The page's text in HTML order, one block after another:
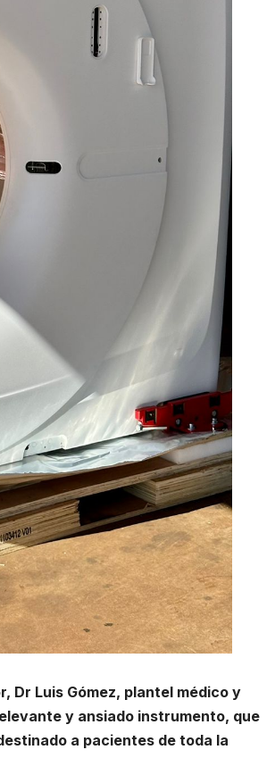
Dr Luis Gómez, plantel médico y
y ansiado instrumento, que
a pacientes de toda la